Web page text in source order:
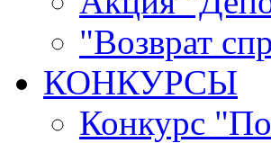
"Возврат
КОНКУРСЫ
Конкурс